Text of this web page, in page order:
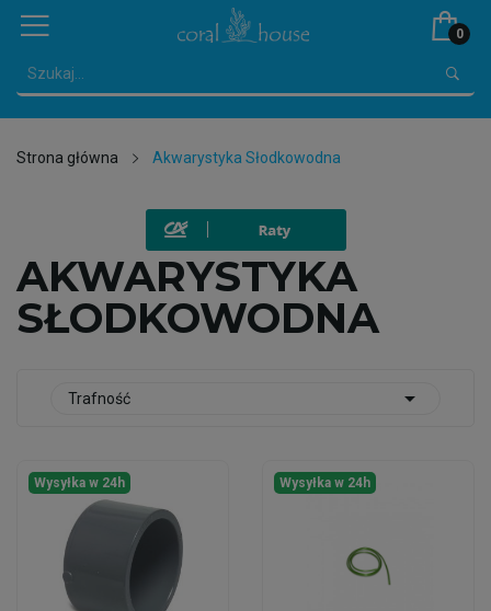
0
Strona główna Akwarystyka Słodkowodna
AKWARYSTYKA
SŁODKOWODNA
Trafność 
Wysyłka w 24h Wysyłka w 24h